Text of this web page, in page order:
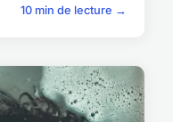
10 min de lecture →